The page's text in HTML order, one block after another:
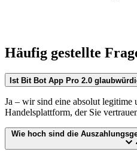
Häufig gestellte
Ist Bit Bot App Pro 2.0
Ja – wir sind eine absolut legitime
Handelsplattform, der Sie
Wie hoch sind die